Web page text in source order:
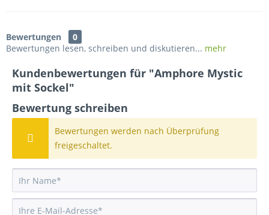
Bewertungen
0
Bewertungen lesen, schreiben und diskutieren... mehr
Kundenbewertungen für "Amphore Mystic
mit Sockel"
Bewertung schreiben
Bewertungen werden nach Überprüfung
freigeschaltet.